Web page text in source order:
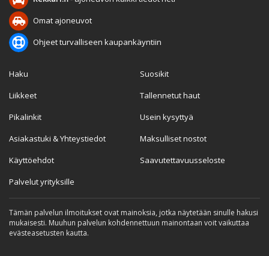
Omat ajoneuvot
Ohjeet turvalliseen kaupankäyntiin
Haku
Liikkeet
Pikalinkit
Asiakastuki & Yhteystiedot
Käyttöehdot
Palvelut yrityksille
Suosikit
Tallennetut haut
Usein kysyttyä
Maksulliset nostot
Saavutettavuusseloste
Tämän palvelun ilmoitukset ovat mainoksia, jotka näytetään sinulle hakusi
mukaisesti. Muuhun palvelun kohdennettuun mainontaan voit vaikuttaa
evästeasetusten kautta.